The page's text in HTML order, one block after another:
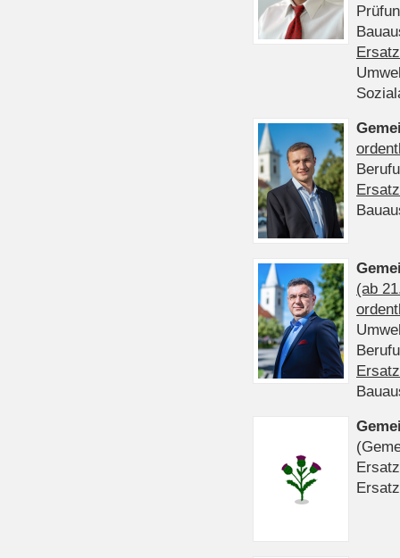
(ab